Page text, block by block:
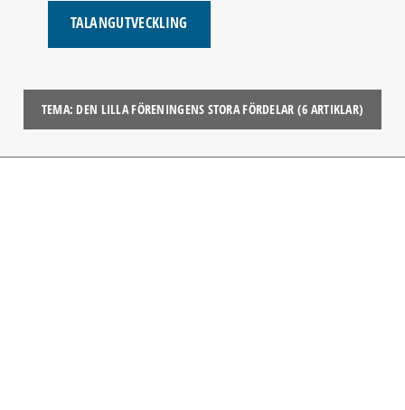
TALANGUTVECKLING
TEMA: DEN LILLA FÖRENINGENS STORA FÖRDELAR (6 ARTIKLAR)